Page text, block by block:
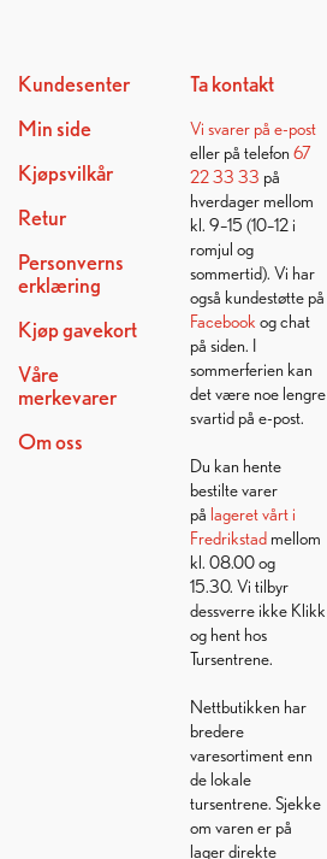
Kundesenter
Min side
Kjøpsvilkår
Retur
Personverns
erklæring
Kjøp gavekort
Våre
merkevarer
Om oss
Ta kontakt
Vi svarer på e-post
eller på telefon 67
22 33 33 på
hverdager mellom
kl. 9–15 (10–12 i
romjul og
sommertid). Vi har
også kundestøtte på
Facebook og chat
på siden. I
sommerferien kan
det være noe lengre
svartid på e-post.
Du kan hente
bestilte varer
på lageret vårt i
Fredrikstadmellom
kl. 08.00 og
15.30. Vi tilbyr
dessverre ikke Klikk
og hent hos
Tursentrene.
Nettbutikken har
bredere
varesortiment enn
de lokale
tursentrene. Sjekke
om varen er på
lager direkte